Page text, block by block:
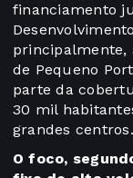
financiamento
principalmente,
de Pequeno
parte da
30 mil
grandes
O foco,